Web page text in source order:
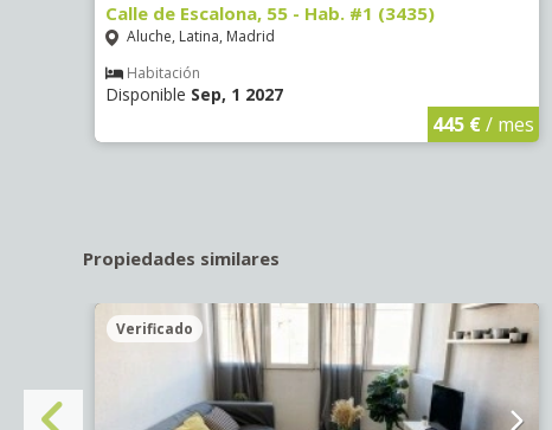
Calle de Escalona, 55 - Hab. #1 (3435)
Aluche, Latina, Madrid
Habitación
Disponible Sep, 1 2027
445 €/ mes
Propiedades similares
Verificado